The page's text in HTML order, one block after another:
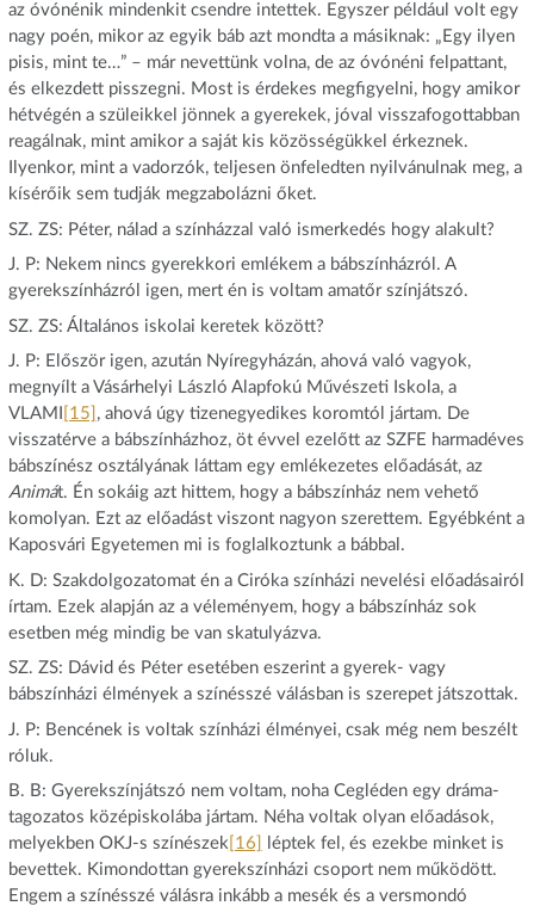
az óvónénik mindenkit csendre intettek. Egyszer például volt egy
nagy poén, mikor az egyik báb azt mondta a másiknak: „Egy ilyen
pisis, mint te…” – már nevettünk volna, de az óvónéni felpattant,
és elkezdett pisszegni. Most is érdekes megfigyelni, hogy amikor
hétvégén a szüleikkel jönnek a gyerekek, jóval visszafogottabban
reagálnak, mint amikor a saját kis közösségükkel érkeznek.
Ilyenkor, mint a vadorzók, teljesen önfeledten nyilvánulnak meg, a
kísérőik sem tudják megzabolázni őket.
SZ. ZS: Péter, nálad a színházzal való ismerkedés hogy alakult?
J. P: Nekem nincs gyerekkori emlékem a bábszínházról. A
gyerekszínházról igen, mert én is voltam amatőr színjátszó.
SZ. ZS: Általános iskolai keretek között?
J. P: Először igen, azután Nyíregyházán, ahová való vagyok,
megnyílt a Vásárhelyi László Alapfokú Művészeti Iskola, a
VLAMI
[15] , ahová úgy tizenegyedikes koromtól jártam. De
visszatérve a bábszínházhoz, öt évvel ezelőtt az SZFE harmadéves
bábszínész osztályának láttam egy emlékezetes előadását, az
Animát. Én sokáig azt hittem, hogy a bábszínház nem vehető
komolyan. Ezt az előadást viszont nagyon szerettem. Egyébként a
Kaposvári Egyetemen mi is foglalkoztunk a bábbal.
K. D: Szakdolgozatomat én a Ciróka színházi nevelési előadásairól
írtam. Ezek alapján az a véleményem, hogy a bábszínház sok
esetben még mindig be van skatulyázva.
SZ. ZS: Dávid és Péter esetében eszerint a gyerek- vagy
bábszínházi élmények a színésszé válásban is szerepet játszottak.
J. P: Bencének is voltak színházi élményei, csak még nem beszélt
róluk.
B. B: Gyerekszínjátszó nem voltam, noha Cegléden egy dráma-
tagozatos középiskolába jártam. Néha voltak olyan előadások,
melyekben OKJ-s színészek[16]
léptek fel, és ezekbe minket is
bevettek. Kimondottan gyerekszínházi csoport nem működött.
Engem a színésszé válásra inkább a mesék és a versmondó